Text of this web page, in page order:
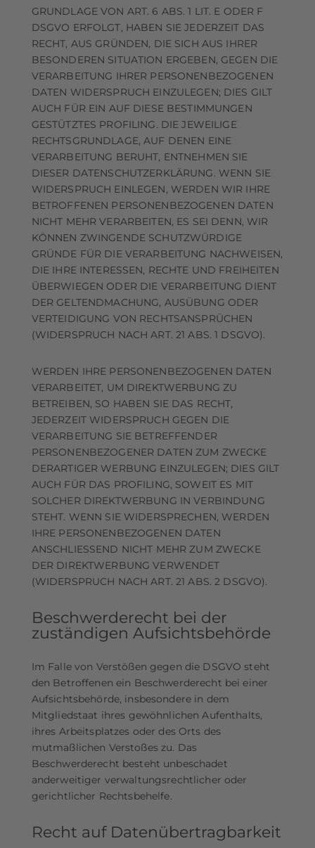
GRUNDLAGE VON ART. 6 ABS. 1 LIT. E ODER F
DSGVO ERFOLGT, HABEN SIE JEDERZEIT DAS
RECHT, AUS GRÜNDEN, DIE SICH AUS IHRER
BESONDEREN SITUATION ERGEBEN, GEGEN DIE
VERARBEITUNG IHRER PERSONENBEZOGENEN
DATEN WIDERSPRUCH EINZULEGEN; DIES GILT
AUCH FÜR EIN AUF DIESE BESTIMMUNGEN
GESTÜTZTES PROFILING. DIE JEWEILIGE
RECHTSGRUNDLAGE, AUF DENEN EINE
VERARBEITUNG BERUHT, ENTNEHMEN SIE
DIESER DATENSCHUTZERKLÄRUNG. WENN SIE
WIDERSPRUCH EINLEGEN, WERDEN WIR IHRE
BETROFFENEN PERSONENBEZOGENEN DATEN
NICHT MEHR VERARBEITEN, ES SEI DENN, WIR
KÖNNEN ZWINGENDE SCHUTZWÜRDIGE
GRÜNDE FÜR DIE VERARBEITUNG NACHWEISEN,
DIE IHRE INTERESSEN, RECHTE UND FREIHEITEN
ÜBERWIEGEN ODER DIE VERARBEITUNG DIENT
DER GELTENDMACHUNG, AUSÜBUNG ODER
VERTEIDIGUNG VON RECHTSANSPRÜCHEN
(WIDERSPRUCH NACH ART. 21 ABS. 1 DSGVO).
WERDEN IHRE PERSONENBEZOGENEN DATEN
VERARBEITET, UM DIREKTWERBUNG ZU
BETREIBEN, SO HABEN SIE DAS RECHT,
JEDERZEIT WIDERSPRUCH GEGEN DIE
VERARBEITUNG SIE BETREFFENDER
PERSONENBEZOGENER DATEN ZUM ZWECKE
DERARTIGER WERBUNG EINZULEGEN; DIES GILT
AUCH FÜR DAS PROFILING, SOWEIT ES MIT
SOLCHER DIREKTWERBUNG IN VERBINDUNG
STEHT. WENN SIE WIDERSPRECHEN, WERDEN
IHRE PERSONENBEZOGENEN DATEN
ANSCHLIESSEND NICHT MEHR ZUM ZWECKE
DER DIREKTWERBUNG VERWENDET
(WIDERSPRUCH NACH ART. 21 ABS. 2 DSGVO).
Beschwerde­recht bei der
zuständigen Aufsichts­behörde
Im Falle von Verstößen gegen die DSGVO steht
den Betroffenen ein Beschwerderecht bei einer
Aufsichtsbehörde, insbesondere in dem
Mitgliedstaat ihres gewöhnlichen Aufenthalts,
ihres Arbeitsplatzes oder des Orts des
mutmaßlichen Verstoßes zu. Das
Beschwerderecht besteht unbeschadet
anderweitiger verwaltungsrechtlicher oder
gerichtlicher Rechtsbehelfe.
Recht auf Daten­übertrag­barkeit